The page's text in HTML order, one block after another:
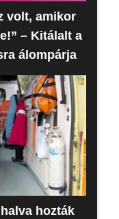
volt, amikor
– Kitálalt a
álompárja
hozták